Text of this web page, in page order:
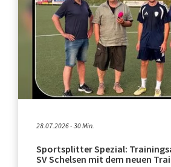
28.07.2026 - 30 Min.
Sportsplitter Spezial:
SV Schelsen mit dem neuen